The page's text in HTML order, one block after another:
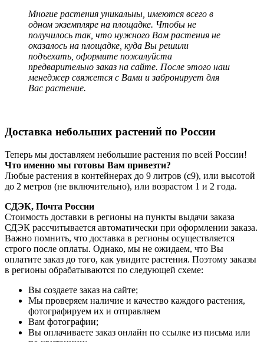
Многие растения уникальны, имеются всего в
одном экземпляре на площадке. Чтобы не
получилось так, что нужного Вам растения не
оказалось на площадке, куда Вы решили
подъехать, оформите пожалуйста
предварительно заказ на сайте. После этого наш
менеджер свяжется с Вами и забронирует для
Вас растение.
Доставка небольших растений по России
Теперь мы доставляем небольшие растения по всей России!
Что именно мы готовы Вам привезти?
Любые растения в контейнерах до 9 литров (с9), или высотой
до 2 метров (не включительно), или возрастом 1 и 2 года.
СДЭК, Почта России
Стоимость доставки в регионы на пункты выдачи заказа
СДЭК рассчитывается автоматически при оформлении заказа.
Важно помнить, что доставка в регионы осуществляется
строго после оплаты. Однако, мы не ожидаем, что Вы
оплатите заказ до того, как увидите растения. Поэтому заказы
в регионы обрабатываются по следующей схеме:
Вы создаете заказ на сайте;
Мы проверяем наличие и качество каждого растения,
фотографируем их и отправляем
Вам фотографии;
Вы оплачиваете заказ онлайн по ссылке из письма или